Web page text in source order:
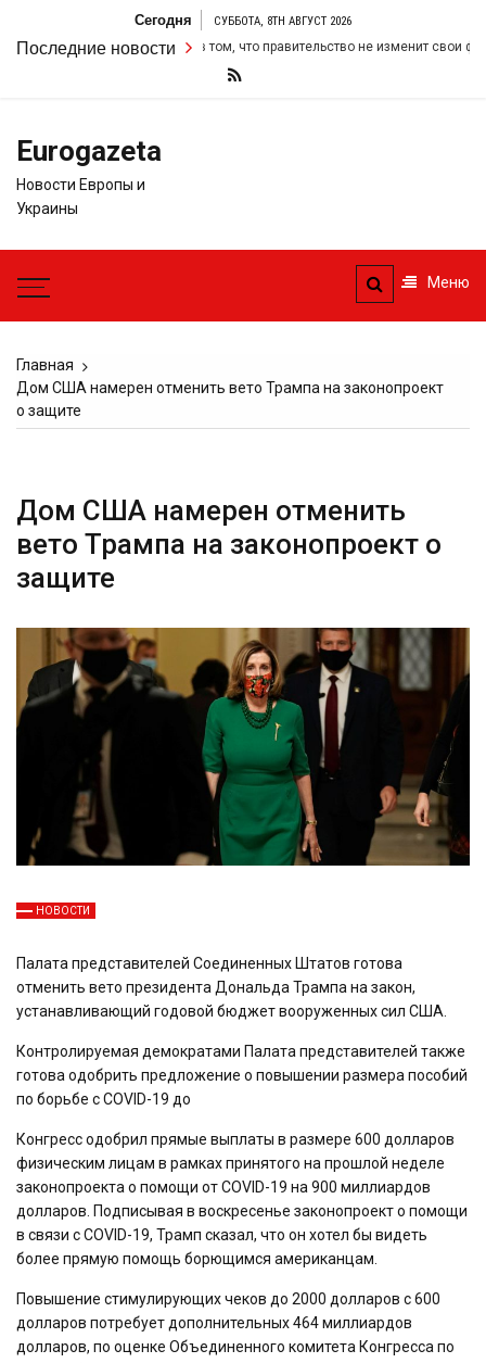
содержимому
Сегодня СУББОТА, 8TH АВГУСТ 2026
Последние новости
свою настойчивость в том, что правительство не изменит свои
Eurogazeta
Новости Европы и
Украины
Меню
Главная
Дом США намерен отменить вето Трампа на законопроект
о защите
Дом США намерен отменить
вето Трампа на законопроект о
защите
НОВОСТИ
Палата представителей Соединенных Штатов готова
отменить вето президента Дональда Трампа на закон,
устанавливающий годовой бюджет вооруженных сил США.
Контролируемая демократами Палата представителей также
готова одобрить предложение о повышении размера пособий
по борьбе с COVID-19 до
Конгресс одобрил прямые выплаты в размере 600 долларов
физическим лицам в рамках принятого на прошлой неделе
законопроекта о помощи от COVID-19 на 900 миллиардов
долларов. Подписывая в воскресенье законопроект о помощи
в связи с COVID-19, Трамп сказал, что он хотел бы видеть
более прямую помощь борющимся американцам.
Повышение стимулирующих чеков до 2000 долларов с 600
долларов потребует дополнительных 464 миллиардов
долларов, по оценке Объединенного комитета Конгресса по